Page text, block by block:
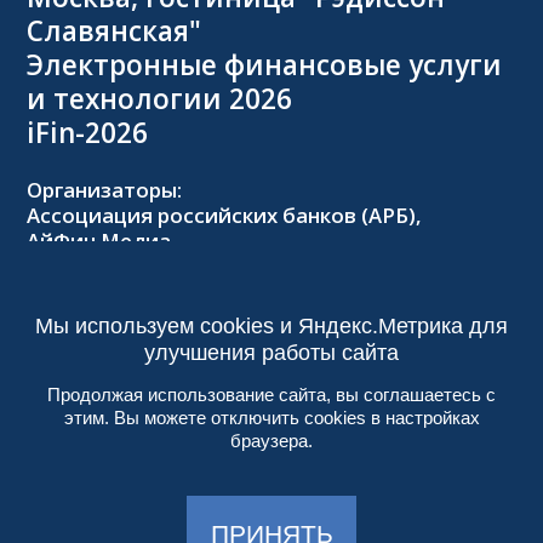
Славянская"
Электронные финансовые услуги
и технологии 2026
iFin-2026
Организаторы:
Ассоциация российских банков (АРБ),
АйФин Медиа
Тел.: +7 (495) 229-8502, 2026@forumifin.ru
© 2013-2024, ООО «АйФин Медиа»
Пользовательское соглашение
Создание сайта:
Мы используем cookies и Яндекс.Метрика для
улучшения работы сайта
Продолжая использование сайта, вы соглашаетесь с
этим. Вы можете отключить cookies в настройках
браузера.
ПРИНЯТЬ